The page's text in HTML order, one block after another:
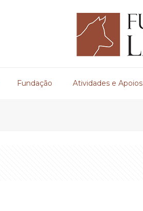
Fundação Atividades e Apoios